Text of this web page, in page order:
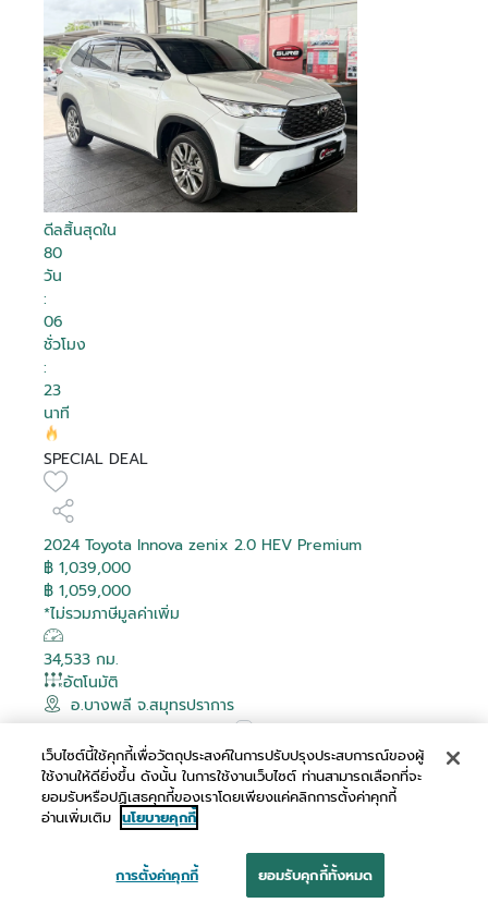
ดีลสิ้นสุดใน
80
วัน
:
06
ชั่วโมง
:
23
นาที
SPECIAL DEAL
2024 Toyota Innova zenix 2.0 HEV Premium
฿ 1,039,000
฿ 1,059,000
*ไม่รวมภาษีมูลค่าเพิ่ม
34,533 กม.
อัตโนมัติ
อ.บางพลี จ.สมุทรปราการ
เปรียบเทียบ
ผ่อนเริ่มต้น
฿ 20,072 /เดือน
เว็บไซต์นี้ใช้คุกกี้เพื่อวัตถุประสงค์ในการปรับปรุงประสบการณ์ของผู้
ใช้งานให้ดียิ่งขึ้น ดังนั้น ในการใช้งานเว็บไซต์ ท่านสามารถเลือกที่จะ
ยอมรับหรือปฏิเสธคุกกี้ของเราโดยเพียงแค่คลิกการตั้งค่าคุกกี้
อ่านเพิ่มเติม นโยบายคุกกี้
การตั้งค่าคุกกี้ ยอมรับคุกกี้ทั้งหมด